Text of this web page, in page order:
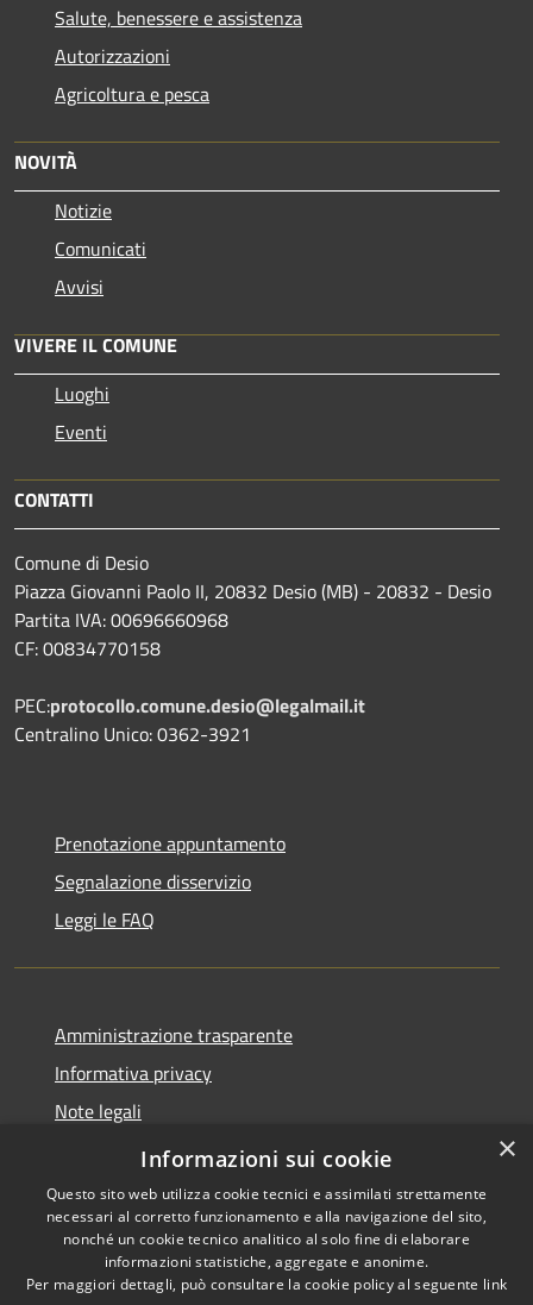
Salute, benessere e assistenza
Autorizzazioni
Agricoltura e pesca
NOVITÀ
Notizie
Comunicati
Avvisi
VIVERE IL COMUNE
Luoghi
Eventi
CONTATTI
Comune di Desio
Piazza Giovanni Paolo II, 20832 Desio (MB) - 20832 - Desio
Partita IVA: 00696660968
CF: 00834770158
PEC:protocollo.comune.desio@legalmail.it
Centralino Unico: 0362-3921
Prenotazione appuntamento
Segnalazione disservizio
Leggi le FAQ
Amministrazione trasparente
Informativa privacy
Note legali
Dichiarazione di accessibilità
Accessibilità
Copyright © 2026 • Comune di
Desio • Powered by
×
Informazioni sui cookie
Questo sito web utilizza cookie tecnici e assimilati strettamente
necessari al corretto funzionamento e alla navigazione del sito,
nonché un cookie tecnico analitico al solo fine di elaborare
informazioni statistiche, aggregate e anonime.
Per maggiori dettagli, può consultare la cookie policy al seguente link